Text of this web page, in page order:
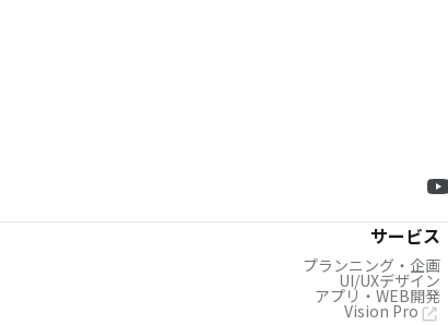
サービス
プランニング・企画
UI/UXデザイン
アプリ・WEB開発
Vision Pro